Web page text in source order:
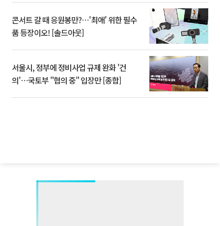
콘서트 갈 때 응원봉만?⋯'최애' 위한 필수
품 등장이오! [솔드아웃]
서울시, 정부에 정비사업 규제 완화 '건
의'⋯국토부 "협의 중" 입장만 [종합]